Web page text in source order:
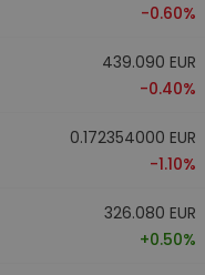
-0.60%
439.090 EUR
-0.40%
0.172354000 EUR
-1.10%
326.080 EUR
+0.50%